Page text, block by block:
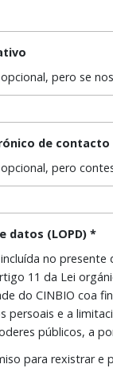
pero se
de contacto
pero
datos (LOPD) *
no
orgánica 3/2018, de protección de
do CINBIO coa
persoais e a
públicos, a
para rexistrar e